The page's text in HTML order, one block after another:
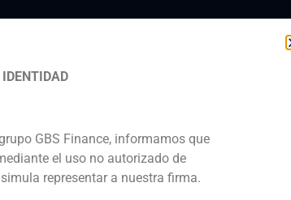
venta del 51% de
limpieza de
a Global
GBS Finance, informamos que
el uso no autorizado de
representar a nuestra firma.